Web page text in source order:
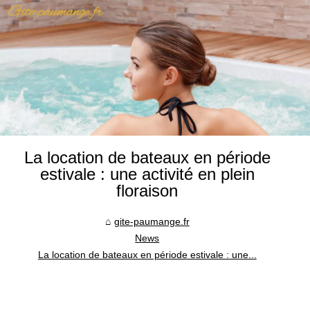
La location de bateaux en période
estivale : une activité en plein
floraison
gite-paumange.fr
News
La location de bateaux en période estivale : une...